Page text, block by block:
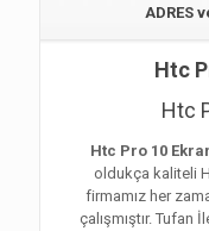
ADRES
Htc
Htc
Htc Pro 10
oldukça kaliteli
firmamız her
çalışmıştır.